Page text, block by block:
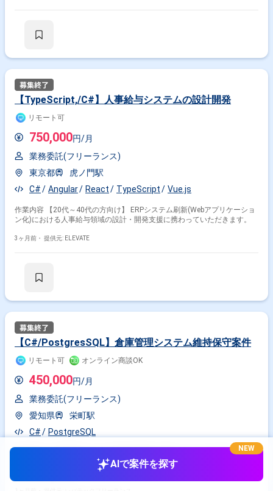
【TypeScript,/C#】人事給与システムの設計開発
リモート可
750,000円/月
業務委託(フリーランス)
東京都
虎ノ門駅
C#
Angular React TypeScript Vue.js
作業内容 【20代～40代の方向け】 ERPシステム刷新(Webアプリケーショ
ン化)における人事給与領域の設計・開発支援に携わっていただきます。
3ヶ月前・ 提供元: ELEVATE
【C#/PostgresSQL】倉庫管理システム維持保守案件
リモート可 オンライン商談OK
450,000円/月
業務委託(フリーランス)
愛知県
栄町駅
C#
PostgreSQL
作業内容 ・倉庫管理システム維持保守案件に携わっていただきます。 ・
主に下記作業をご担当いただきます。 - 倉庫管理システムの機能についてAIで案件を探す
NEW